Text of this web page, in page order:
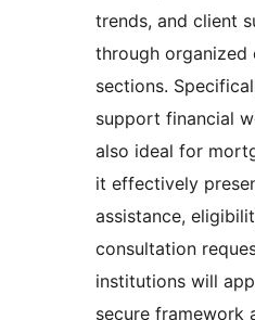
trends, and client
through organized
sections.
support financial
also ideal for
it effectively
assistance,
consultation
institutions will
secure framework